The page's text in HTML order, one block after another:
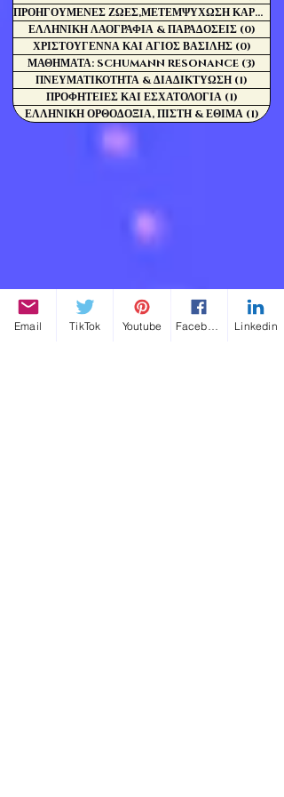
ΠΡΟΗΓΟΥΜΕΝΕΣ ΖΩΕΣ,ΜΕΤΕΜΨΥΧΩΣΗ ΚΑΡΜΑ
ΕΛΛΗΝΙΚΗ ΛΑΟΓΡΑΦΙΑ & ΠΑΡΑΔΟΣΕΙΣ (0)
ΧΡΙΣΤΟΥΓΕΝΝΑ ΚΑΙ ΑΓΙΟΣ ΒΑΣΙΛΗΣ (0)
ΜΑΘΗΜΑΤΑ: SCHUMANN RESONANCE (3)
ΠΝΕΥΜΑΤΙΚΟΤΗΤΑ & ΔΙΑΔΙΚΤΥΩΣΗ (1)
ΠΡΟΦΗΤΕΙΕΣ ΚΑΙ ΕΣΧΑΤΟΛΟΓΙΑ (1)
ΕΛΛΗΝΙΚΗ ΟΡΘΟΔΟΞΙΑ, ΠΙΣΤΗ & ΕΘΙΜΑ (1) 1
Email TikTok Youtube Linkedin